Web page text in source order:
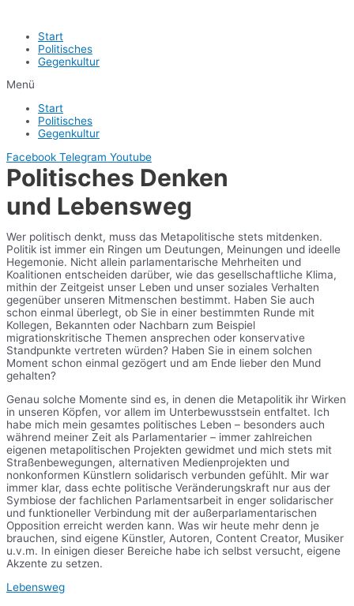
Start
Politisches
Gegenkultur
Menü
Start
Politisches
Gegenkultur
Facebook Telegram Youtube
Politisches Denken
und Lebensweg
Wer politisch denkt, muss das Metapolitische stets mitdenken.
Politik ist immer ein Ringen um Deutungen, Meinungen und ideelle
Hegemonie. Nicht allein parlamentarische Mehrheiten und
Koalitionen entscheiden darüber, wie das gesellschaftliche Klima,
mithin der Zeitgeist unser Leben und unser soziales Verhalten
gegenüber unseren Mitmenschen bestimmt. Haben Sie auch
schon einmal überlegt, ob Sie in einer bestimmten Runde mit
Kollegen, Bekannten oder Nachbarn zum Beispiel
migrationskritische Themen ansprechen oder konservative
Standpunkte vertreten würden? Haben Sie in einem solchen
Moment schon einmal gezögert und am Ende lieber den Mund
gehalten?
Genau solche Momente sind es, in denen die Metapolitik ihr Wirken
in unseren Köpfen, vor allem im Unterbewusstsein entfaltet. Ich
habe mich mein gesamtes politisches Leben – besonders auch
während meiner Zeit als Parlamentarier – immer zahlreichen
eigenen metapolitischen Projekten gewidmet und mich stets mit
Straßenbewegungen, alternativen Medienprojekten und
nonkonformen Künstlern solidarisch verbunden gefühlt. Mir war
immer klar, dass echte politische Veränderungskraft nur aus der
Symbiose der fachlichen Parlamentsarbeit in enger solidarischer
und funktioneller Verbindung mit der außerparlamentarischen
Opposition erreicht werden kann. Was wir heute mehr denn je
brauchen, sind eigene Künstler, Autoren, Content Creator, Musiker
u.v.m. In einigen dieser Bereiche habe ich selbst versucht, eigene
Akzente zu setzen.
Lebensweg